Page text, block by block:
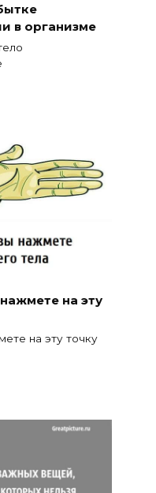
в организме
на эту
на эту точку